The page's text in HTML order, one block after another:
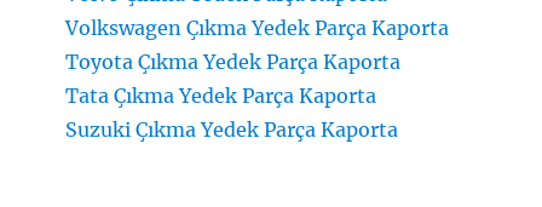
Volkswagen Çıkma Yedek Parça Kaporta
Toyota Çıkma Yedek Parça Kaporta
Tata Çıkma Yedek Parça Kaporta
Suzuki Çıkma Yedek Parça Kaporta